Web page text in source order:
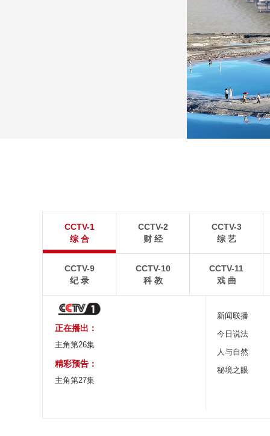
杭台高铁温玉段
8月7日，贵州省毕节市大方县奢香古镇梯田音乐会在
宛如“大地指纹”般的环形梯田上演。
青海海西蒙古族藏族
CCTV-1
综 合
CCTV-2
财 经
CCTV-3
综 艺
CCTV-9
纪 录
CCTV-10
科 教
CCTV-11
戏 曲
正在播出：
主角第26集
精彩预告：
主角第27集
新闻联播
今日说法
人与自然
秘境之眼